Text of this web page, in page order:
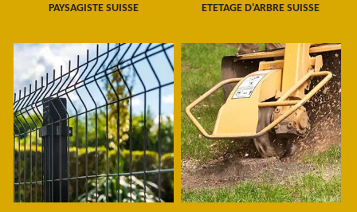
PAYSAGISTE SUISSE ETETAGE D'ARBRE SUISSE